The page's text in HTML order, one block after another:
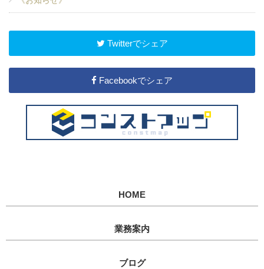
Twitterでシェア
Facebookでシェア
HOME
業務案内
ブログ